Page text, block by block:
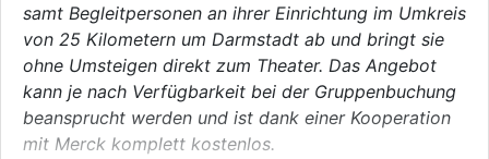
samt Begleitpersonen an ihrer Einrichtung im Umkreis
von 25 Kilometern um Darmstadt ab und bringt sie
ohne Umsteigen direkt zum Theater. Das Angebot
kann je nach Verfügbarkeit bei der Gruppenbuchung
beansprucht werden und ist dank einer Kooperation
mit Merck komplett kostenlos.